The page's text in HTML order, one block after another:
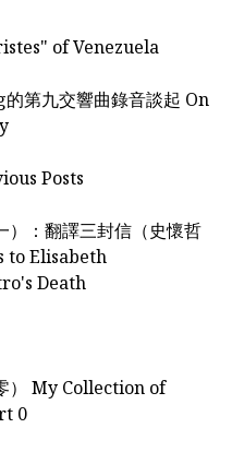
of Venezuela
第九交響曲錄音談起 On
Posts
：翻譯三封信（史懷哲
to Elisabeth
Death
） My Collection of
0